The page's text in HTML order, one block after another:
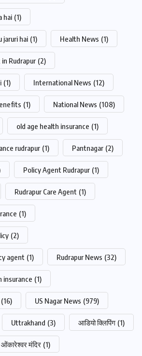
hai (1)
jaruri hai (1) Health News (1)
Rudrapur (2)
(1) International News (12)
(1) National News (108)
old age health insurance (1)
rudrapur (1) Pantnagar (2)
Policy Agent Rudrapur (1)
Rudrapur Care Agent (1)
(1)
(2)
agent (1) Rudrapur News (32)
insurance (1)
(16) US Nagar News (979)
Uttrakhand (3) आडियो क्लिपिंग (1)
ओंकारेश्वर मंदिर (1)